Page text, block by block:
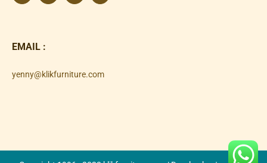
EMAIL :
yenny@klikfurniture.com